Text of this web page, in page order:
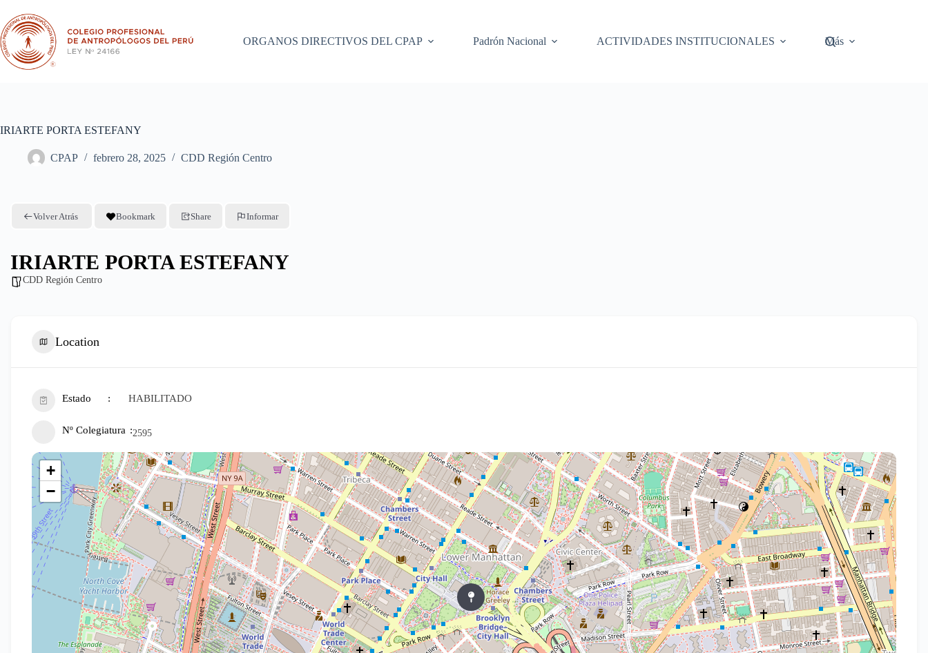
contenido
ORGANOS DIRECTIVOS DEL CPAP
Padrón Nacional ACTIVIDADES INSTITUCIONALES Más
IRIARTE PORTA ESTEFANY
CPAP febrero 28, 2025 CDD Región Centro
Volver Atrás Bookmark Share Informar
IRIARTE PORTA ESTEFANY
CDD Región Centro
Location
Estado HABILITADO
Nº Colegiatura 2595
+
−